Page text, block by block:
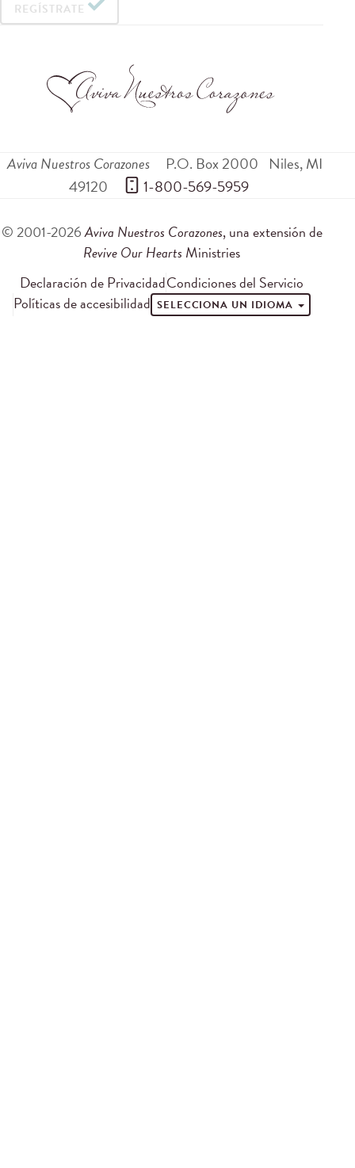
REGÍSTRATE
Aviva Nuestros Corazones P.O. Box 2000 Niles,MI
49120
1-800-569-5959
© 2001-2026Aviva Nuestros Corazones, una extensión de
Revive Our Hearts Ministries
Declaración de PrivacidadCondiciones del Servicio
Políticas de accesibilidad SELECCIONA UN IDIOMA